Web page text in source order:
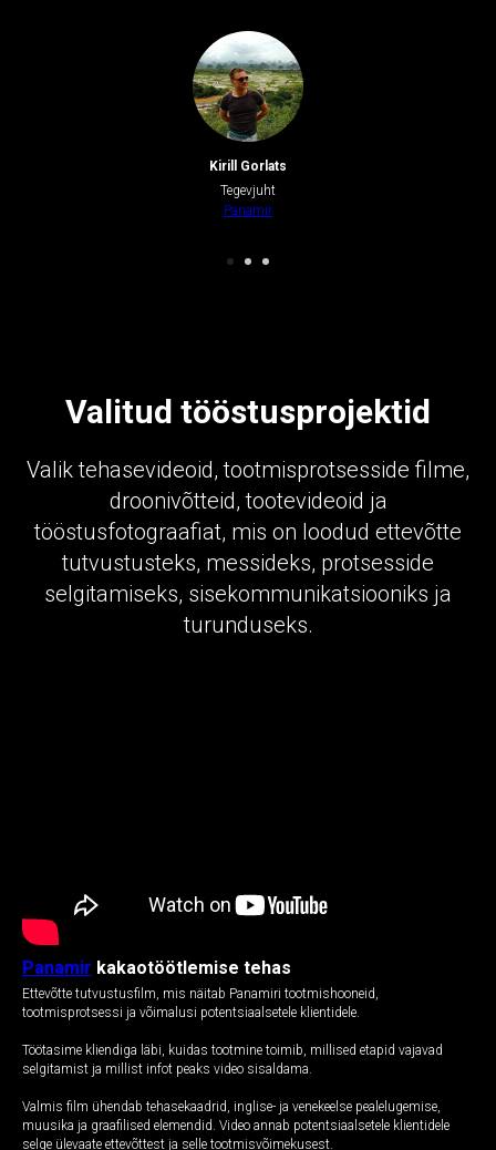
Kirill Gorlats
Tegevjuht
Panamir
Valitud tööstusprojektid
Valik tehasevideoid, tootmisprotsesside filme,
droonivõtteid, tootevideoid ja
tööstusfotograafiat, mis on loodud ettevõtte
tutvustusteks, messideks, protsesside
selgitamiseks, sisekommunikatsiooniks ja
turunduseks.
Panamir kakaotöötlemise tehas
Ettevõtte tutvustusfilm, mis näitab Panamiri tootmishooneid,
tootmisprotsessi ja võimalusi potentsiaalsetele klientidele.
Töötasime kliendiga läbi, kuidas tootmine toimib, millised etapid vajavad
selgitamist ja millist infot peaks video sisaldama.
Valmis film ühendab tehasekaadrid, inglise- ja venekeelse pealelugemise,
muusika ja graafilised elemendid. Video annab potentsiaalsetele klientidele
selge ülevaate ettevõttest ja selle tootmisvõimekusest.